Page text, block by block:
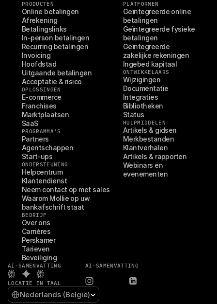
PRODUCTEN
Online betalingen
Afrekening
Betalingslinks
In-person betalingen
Recurring betalingen
Invoicing
Hoofdstad
Uitgaande betalingen
Acceptatie & risico
OPLOSSINGEN
E-commerce
Franchises
Marktplaatsen
SaaS
PROGRAMMA'S
Partners
Agentschappen
Start-ups
ONDERSTEUNING
Helpcentrum
Klantendienst
Neem contact op met sales
Waarom Mollie op uw
bankafschrift staat
BEDRIJF
Over ons
Carrières
Perskamer
Tarieven
Beveiliging
PLATFORMEN
Geïntegreerde online
betalingen
Geïntegreerde fysieke
betalingen
Geïntegreerde
zakelijke rekeningen
Ingebed kapitaal
ONTWIKKELAARS
Wijzigingen
Documentatie
Integraties
Bibliotheken
Status
HULPMIDDELEN
Artikels & gidsen
Merkbestanden
Klantverhalen
Artikels & rapporten
Webinars en
evenementen
AI-SAMENVATTING AI-SAMENVATTING
LOCATIE EN TAAL
Select Language
Nederlands (België)